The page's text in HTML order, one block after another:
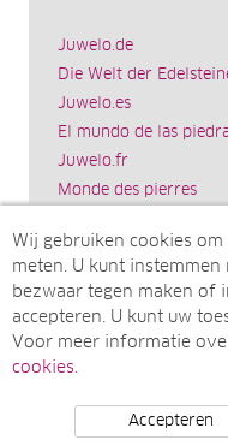
Juwelo.de
Die Welt der
Juwelo.es
El mundo de las
Juwelo.fr
Monde des pierres
Il mondo delle gemme
World of Gemstones
Ädelstenarnas Värld
Juwelo.com
Wij gebruiken cookies
meten. U kunt
bezwaar tegen maken of
accepteren. U kunt uw
Voor meer informatie
cookies.
Accepteren